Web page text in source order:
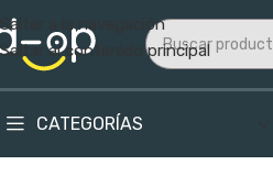
Saltar a la navegación
Saltar al contenido principal
CATEGORÍAS